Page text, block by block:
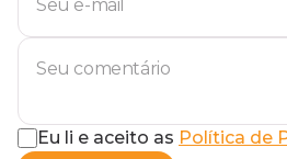
Eu li e aceito as Política de